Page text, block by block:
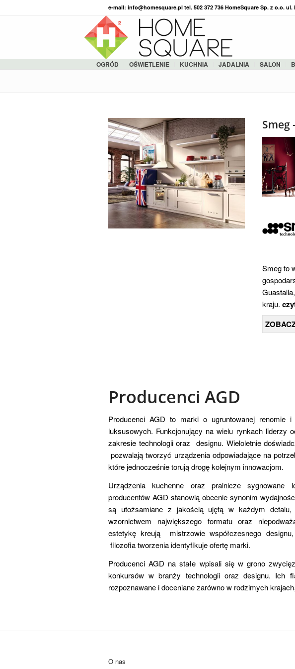
e-mail: info@homesquare.pl tel. 502 372 736 HomeSquare Sp. z o.o.
OGRÓD OŚWIETLENIE KUCHNIA JADALNIA SALON
Smeg
Smeg to
kraju.
Producenci AGD
Producenci AGD to marki o ugruntowanej renomie
luksusowych. Funkcjonujący na wielu rynkach liderzy
zakresie technologii oraz designu. Wieloletnie
pozwalają tworzyć urządzenia odpowiadające na
które jednocześnie torują drogę kolejnym innowacjom.
Urządzenia kuchenne oraz pralnicze sygnowane
producentów AGD stanowią obecnie synonim
są utożsamiane z jakością ujętą w każdym detalu,
wzornictwem największego formatu oraz
estetykę kreują mistrzowie współczesnego
filozofia tworzenia identyfikuje ofertę marki.
Producenci AGD na stałe wpisali się w grono
konkursów w branży technologii oraz designu. Ich
rozpoznawane i doceniane zarówno w rodzimych
O nas